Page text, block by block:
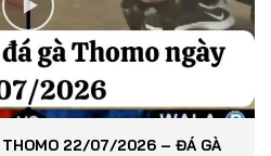
THOMO 22/07/2026 – ĐÁ GÀ